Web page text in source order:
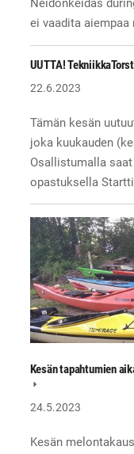
Neidonkeidas
ei vaadita
UUTTA!
22.6.2023
Tämän kesän
joka kuukauden
Osallistumalla
opastuksella
Kesän tapahtumien
24.5.2023
Kesän